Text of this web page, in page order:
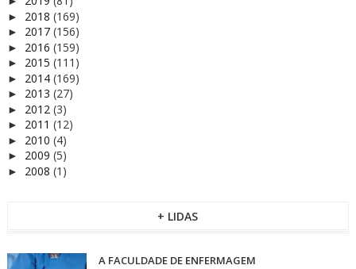
► 2018 (169)
► 2017 (156)
► 2016 (159)
► 2015 (111)
► 2014 (169)
► 2013 (27)
► 2012 (3)
► 2011 (12)
► 2010 (4)
► 2009 (5)
► 2008 (1)
+ LIDAS
A FACULDADE DE ENFERMAGEM